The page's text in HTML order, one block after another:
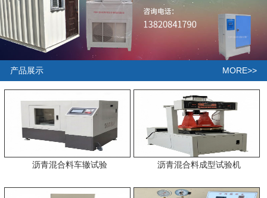
产品展示 MORE>>
沥青混合料车辙试验 沥青混合料成型试验机